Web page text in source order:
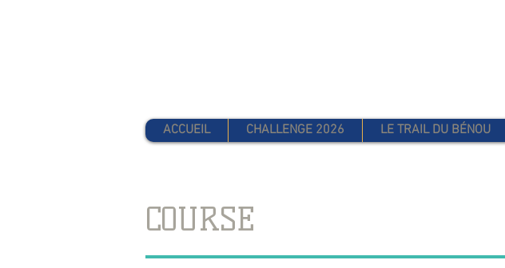
ACCUEIL CHALLENGE 2026 LE TRAIL DU BÉNOU
COURSE